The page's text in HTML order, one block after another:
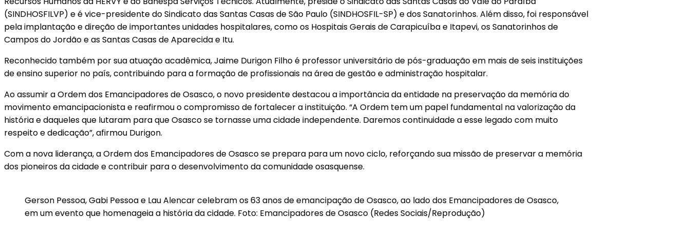
(SINDHOSFILVP) e é vice-presidente do Sindicato das Santas Casas de São Paulo (SINDHOSFIL-SP) e dos Sanatorinhos. Além disso, foi responsável
pela implantação e direção de importantes unidades hospitalares, como os Hospitais Gerais de Carapicuíba e Itapevi, os Sanatorinhos de
Campos do Jordão e as Santas Casas de Aparecida e Itu.
Reconhecido também por sua atuação acadêmica, Jaime Durigon Filho é professor universitário de pós-graduação em mais de seis instituições
de ensino superior no país, contribuindo para a formação de profissionais na área de gestão e administração hospitalar.
Ao assumir a Ordem dos Emancipadores de Osasco, o novo presidente destacou a importância da entidade na preservação da memória do
movimento emancipacionista e reafirmou o compromisso de fortalecer a instituição. “A Ordem tem um papel fundamental na valorização da
história e daqueles que lutaram para que Osasco se tornasse uma cidade independente. Daremos continuidade a esse legado com muito
respeito e dedicação”, afirmou Durigon.
Com a nova liderança, a Ordem dos Emancipadores de Osasco se prepara para um novo ciclo, reforçando sua missão de preservar a memória
dos pioneiros da cidade e contribuir para o desenvolvimento da comunidade osasquense.
Gerson Pessoa, Gabi Pessoa e Lau Alencar celebram os 63 anos de emancipação de Osasco, ao lado dos Emancipadores de Osasco,
em um evento que homenageia a história da cidade. Foto: Emancipadores de Osasco (Redes Sociais/Reprodução)